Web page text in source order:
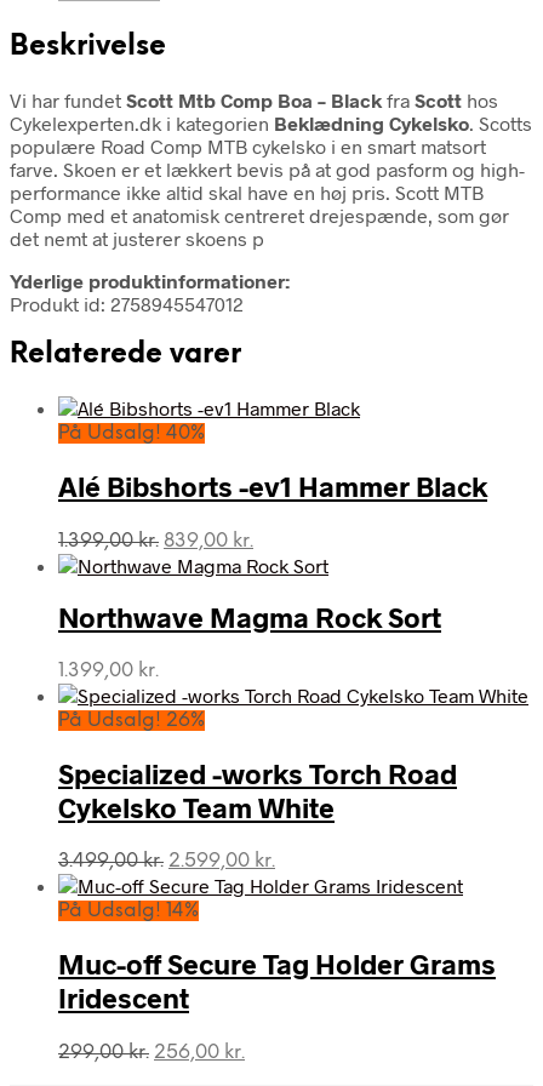
Beskrivelse
Vi har fundet Scott Mtb Comp Boa – Black fra Scott hos
Cykelexperten.dk i kategorien Beklædning Cykelsko. Scotts
populære Road Comp MTB cykelsko i en smart matsort
farve. Skoen er et lækkert bevis på at god pasform og high-
performance ikke altid skal have en høj pris. Scott MTB
Comp med et anatomisk centreret drejespænde, som gør
det nemt at justerer skoens p
Yderlige produktinformationer:
Produkt id: 2758945547012
Relaterede varer
På Udsalg! 40%
Alé Bibshorts -ev1 Hammer Black
1.399,00kr. Den
oprindelige
var:
1.399,00 kr..
839,00 kr.
aktuelle
er:
839,00 kr..
Northwave Magma Rock Sort
1.399,00 kr.
På Udsalg! 26%
Specialized -works Torch Road
Cykelsko Team White
3.499,00kr. Den
oprindelige
pris
3.499,00 kr..
2.599,00 kr.
aktuelle
2.599,00 kr..
På Udsalg! 14%
Muc-off Secure Tag Holder Grams
Iridescent
299,00kr. Den
256,00 kr.